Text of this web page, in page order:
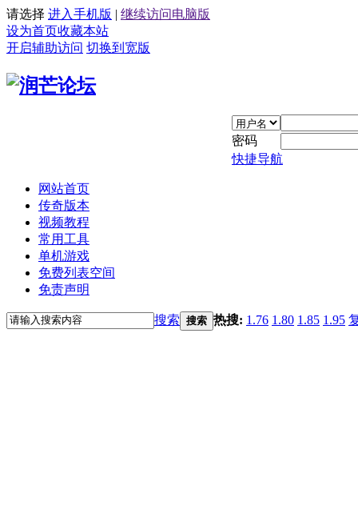
请选择 进入手机版 | 继续访问电脑版
设为首页收藏本站
开启辅助访问 切换到宽版
密码
快捷导航
网站首页
传奇版本
视频教程
常用工具
单机游戏
免费列表空间
免责声明
搜索 搜索 热搜: 1.76 1.80 1.85 1.95